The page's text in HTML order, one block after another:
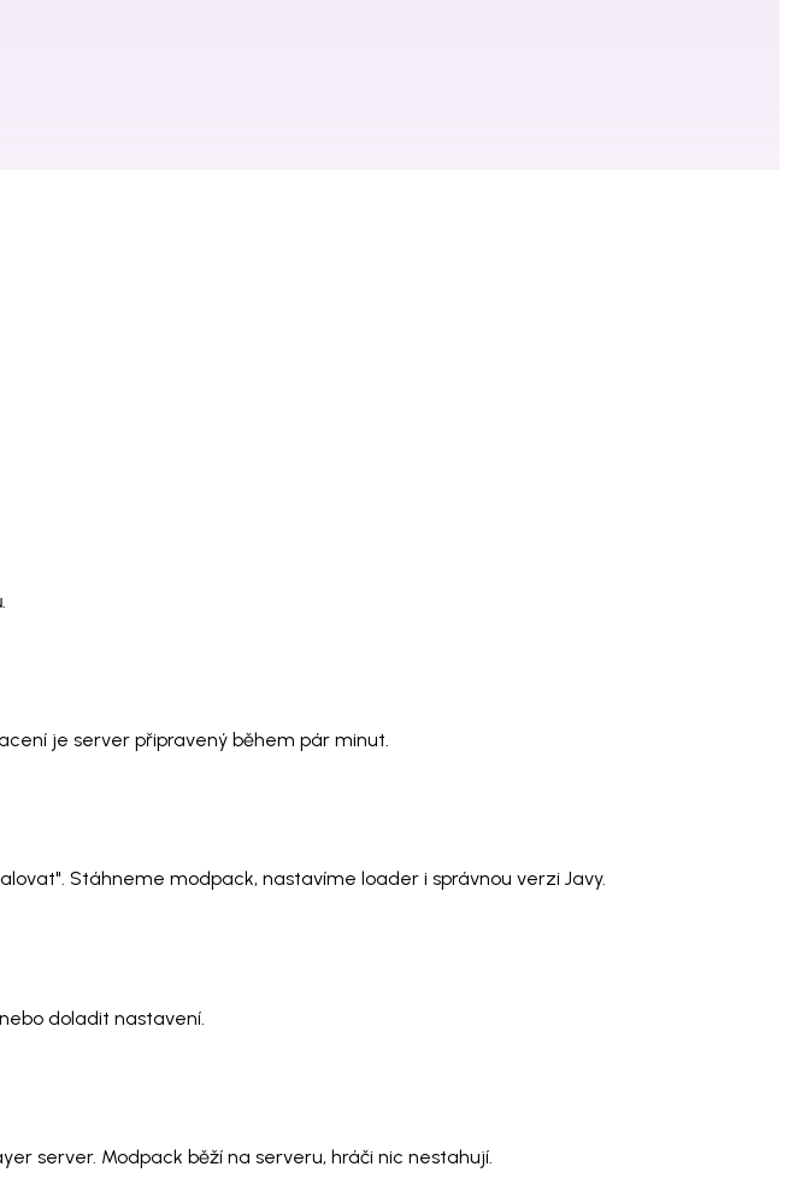
je server připravený během pár minut.
Stáhneme modpack, nastavíme loader i správnou verzi Javy.
doladit nastavení.
server. Modpack běží na serveru, hráči nic nestahují.